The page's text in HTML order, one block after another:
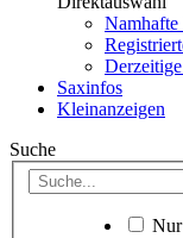
Saxinfos
Kleinanzeigen
Suche